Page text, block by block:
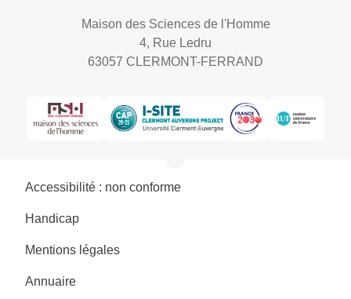
Maison des Sciences de l'Homme
4, Rue Ledru
63057 CLERMONT-FERRAND
Accessibilité : non conforme
Handicap
Mentions légales
Annuaire